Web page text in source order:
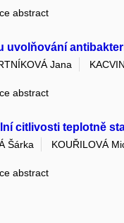
abstract
uvolňování
Jana
abstract
citlivosti teplotně
Šárka KOUŘILOVÁ
abstract